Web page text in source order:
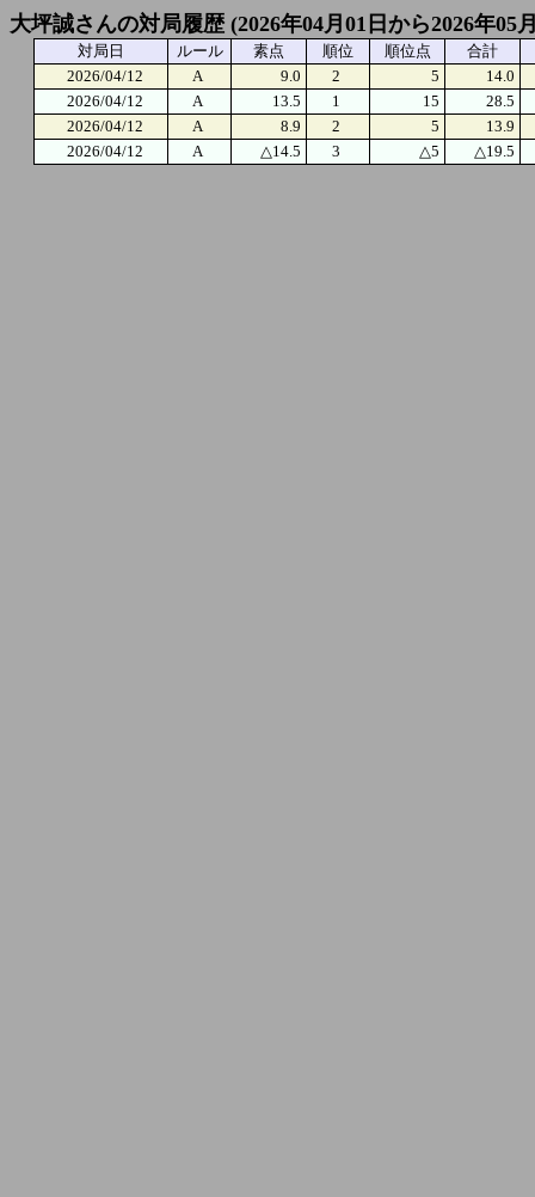
大坪誠さんの対局履歴 (2026年04月01日から2026年05
対局日 ルール 素点 順位 順位点
合計
2026/04/12
A 9.0 2 5
14.0
2026/04/12
A 13.5 1 15
28.5
2026/04/12
A 8.9 2 5
13.9
2026/04/12
A △14.5 3 △5 △19.5